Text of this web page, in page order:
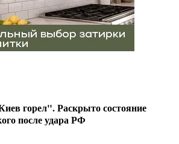
горел". Раскрыто состояние
после удара РФ